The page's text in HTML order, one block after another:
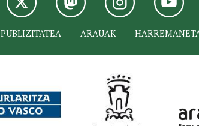
PUBLIZITATEA ARAUAK